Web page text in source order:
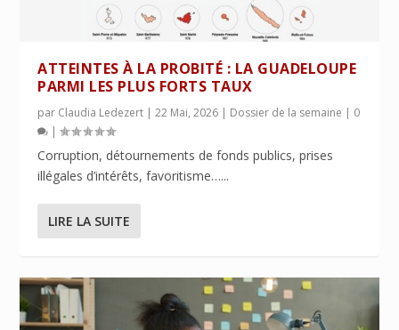
ATTEINTES À LA PROBITÉ : LA GUADELOUPE
PARMI LES PLUS FORTS TAUX
par Claudia Ledezert |22 Mai, 2026 | Dossier de la semaine | 0
|
Corruption, détournements de fonds publics, prises
illégales d’intérêts, favoritisme…...
LIRE LA SUITE